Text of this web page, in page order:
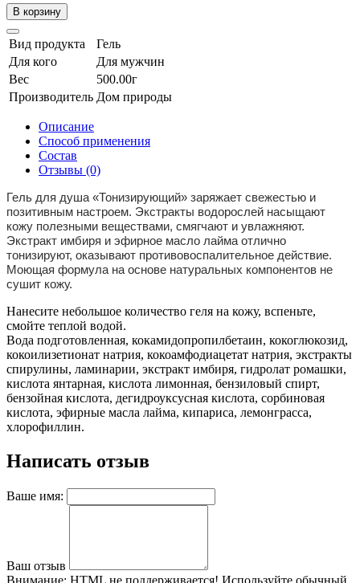
В корзину
Вид продукта
Гель
Для кого
Для мужчин
Вес
500.00г
Производитель Дом природы
Описание
Способ применения
Состав
Отзывы (0)
Гель для душа «Тонизирующий» заряжает свежестью и
позитивным настроем. Экстракты водорослей насыщают
кожу полезными веществами, смягчают и увлажняют.
Экстракт имбиря и эфирное масло лайма отлично
тонизируют, оказывают противовоспалительное действие.
Моющая формула на основе натуральных компонентов не
сушит кожу.
Нанесите небольшое количество геля на кожу, вспеньте,
смойте теплой водой.
Вода подготовленная, кокамидопропилбетаин, кокоглюкозид,
кокоилизетионат натрия, кокоамфодиацетат натрия, экстракты
спирулины, ламинарии, экстракт имбиря, гидролат ромашки,
кислота янтарная, кислота лимонная, бензиловый спирт,
бензойная кислота, дегидроуксусная кислота, сорбиновая
кислота, эфирные масла лайма, кипариса, лемонграсса,
хлорофиллин.
Написать отзыв
Ваше имя:
Ваш отзыв